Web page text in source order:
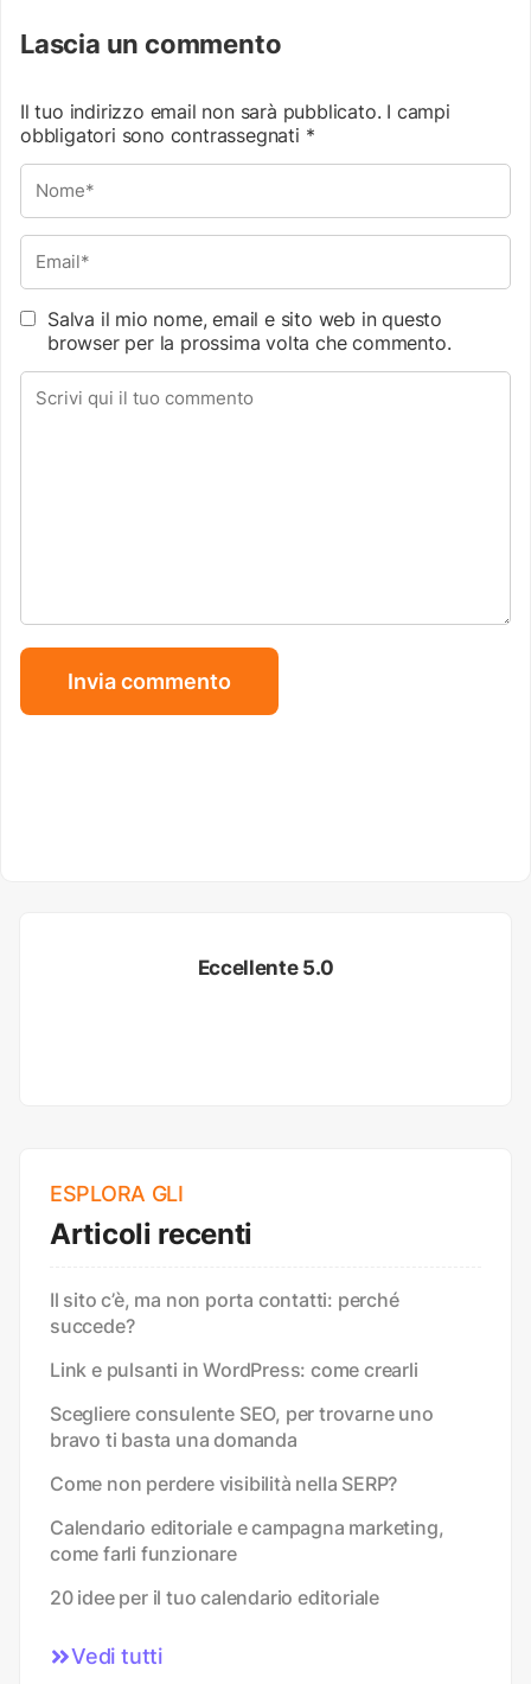
Lascia un commento
Il tuo indirizzo email non sarà pubblicato. I campi
obbligatori sono contrassegnati *
Salva il mio nome, email e sito web in questo
browser per la prossima volta che commento.
Eccellente 5.0
ESPLORA GLI
Articoli recenti
Il sito c’è, ma non porta contatti: perché
succede?
Link e pulsanti in WordPress: come crearli
Scegliere consulente SEO, per trovarne uno
bravo ti basta una domanda
Come non perdere visibilità nella SERP?
Calendario editoriale e campagna marketing,
come farli funzionare
20 idee per il tuo calendario editoriale
Vedi tutti